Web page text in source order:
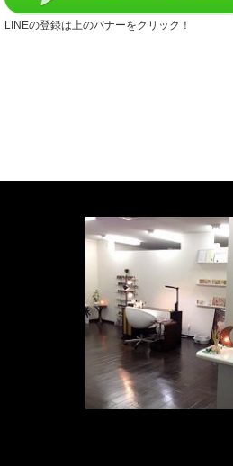
LINEの登録は上のバナーをクリック！